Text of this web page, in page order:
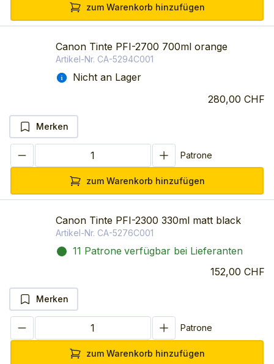
zum Warenkorb hinzufügen
Canon Tinte PFI-2700 700ml orange
Artikel-Nr. CA-5294C001
Nicht an Lager
280,00 CHF
Merken
Patrone
zum Warenkorb hinzufügen
Canon Tinte PFI-2300 330ml matt black
Artikel-Nr. CA-5276C001
11 Patrone verfügbar bei Lieferanten
152,00 CHF
Merken
Patrone
zum Warenkorb hinzufügen